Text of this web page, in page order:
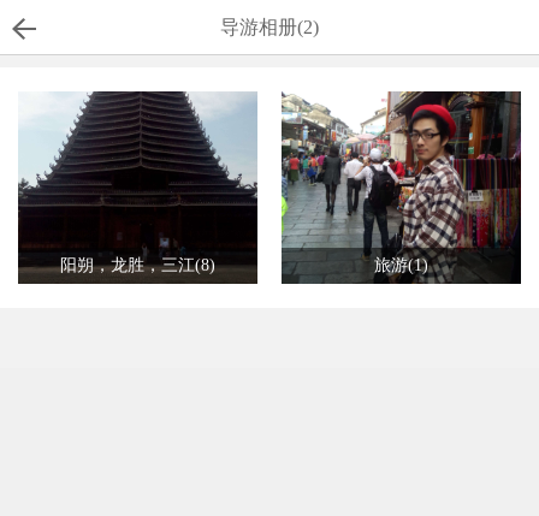
导游相册(2)
阳朔，龙胜，三江(8) 旅游(1)